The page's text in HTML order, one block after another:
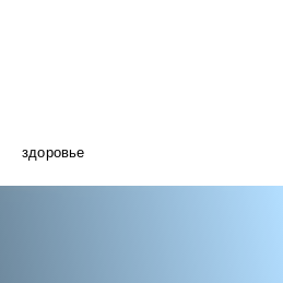
здоровье